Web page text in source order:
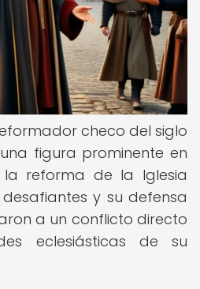
checo del siglo
figura prominente en
reforma de la Iglesia
y su defensa
a un conflicto directo
eclesiásticas de su